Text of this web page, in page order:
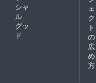
シャ
ル
グッ
ド
ェ
ク
ト
の
広
め
方